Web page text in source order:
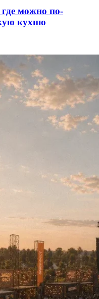
где можно по-
кухню